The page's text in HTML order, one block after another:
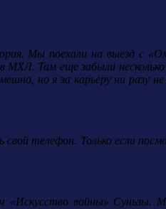
Мы поехали на выезд с
Там еще забыли
но я за карьеру ни разу
телефон. Только если
«Искусство войны»